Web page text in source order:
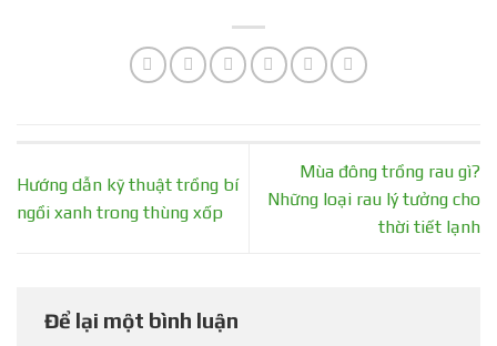
Hướng dẫn kỹ thuật trồng bí
ngồi xanh trong thùng xốp
Mùa đông trồng rau gì?
Những loại rau lý tưởng cho
thời tiết lạnh
Để lại một bình luận